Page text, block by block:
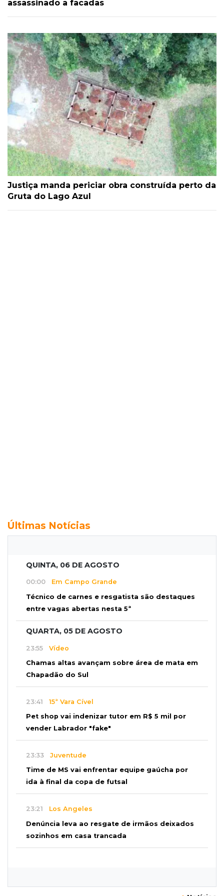
assassinado a facadas
Justiça manda periciar obra construída perto da
Gruta do Lago Azul
Últimas Notícias
QUINTA, 06 DE AGOSTO
00:00 Em Campo Grande
Técnico de carnes e resgatista são destaques
entre vagas abertas nesta 5ª
QUARTA, 05 DE AGOSTO
23:55 Vídeo
Chamas altas avançam sobre área de mata em
Chapadão do Sul
23:41 15ª Vara Cível
Pet shop vai indenizar tutor em R$ 5 mil por
vender Labrador "fake"
23:33 Juventude
Time de MS vai enfrentar equipe gaúcha por
ida à final da copa de futsal
23:21 Los Angeles
Denúncia leva ao resgate de irmãos deixados
sozinhos em casa trancada
formação de ciclone bomba